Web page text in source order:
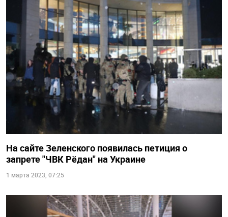
На сайте Зеленского появилась петиция о
запрете "ЧВК Рёдан" на Украине
1 марта 2023, 07:25